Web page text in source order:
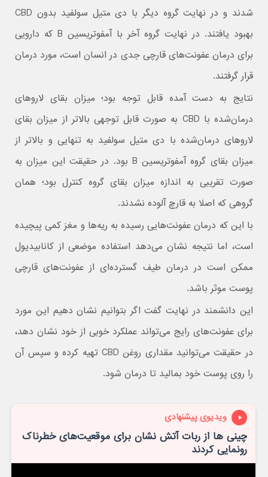
شدند و در نهایت گروه دیگر با دی متیل سولفید بدون CBD
بهبود یافتند. در نهایت گروه آخر با آمفوتریسین B که دارویی
برای درمان عفونت‌های قارچی جدی در انسان است، مورد درمان
قرار گرفتند.
نتایج به دست آمده قابل توجه بود؛ میزان بقای لاروهای
درمان‌شده با CBD به صورت قابل توجهی بالاتر از میزان بقای
لاروهای درمان‌شده با دی متیل سولفید به تنهایی و بالاتر از
میزان بقای گروه آمفوتریسین B بود. در حقیقت این میزان به
صورت تقریبی به اندازه میزان بقای گروه کنترل بود؛ همان
گروهی که اصلا به قارچ آلوده نشدند.
با این که درمان عفونت‌هایی رسیده به ریه‌ها و مغز کمی پیچیده
است، اما نتیجه نشان می‌دهد استفاده موضعی از کانابیدیول
ممکن است در درمان طیف گسترده‌ای از عفونت‌های قارچی
پوست موثر باشد.
این دانشمند در نهایت گفت اگر بتوانیم نشان دهیم این مورد
برای عفونت‌های رایج می‌تواند عملکرد خوبی از خود نشان دهد،
در حقیقت می‌توانید مقداری روغن CBD تهیه کرده و سپس آن
را روی پوست خود بمالید تا درمان شود.
ویدیوی پیشنهادی
چینی ها از ربات آتش نشان برای موقعیت‌های خطرناک
رونمایی کردند